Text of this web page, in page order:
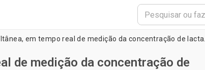
de medição da concentração de